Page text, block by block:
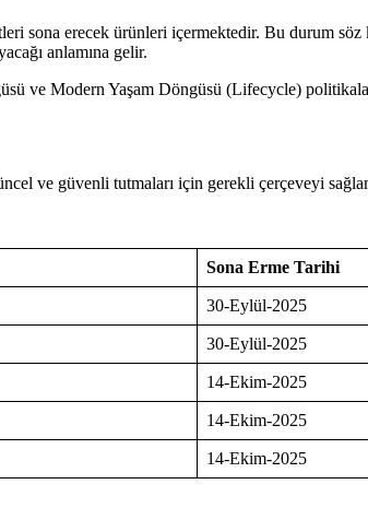
sona erecek ürünleri içermektedir. Bu durum
anlamına gelir.
ve Modern Yaşam Döngüsü (Lifecycle)
ve güvenli tutmaları için gerekli çerçeveyi
Sona Erme Tarihi
30-Eylül-2025
30-Eylül-2025
14-Ekim-2025
14-Ekim-2025
14-Ekim-2025